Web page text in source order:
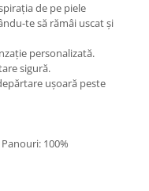
de pe piele
te să rămâi uscat și
personalizată.
sigură.
ușoară peste
100%